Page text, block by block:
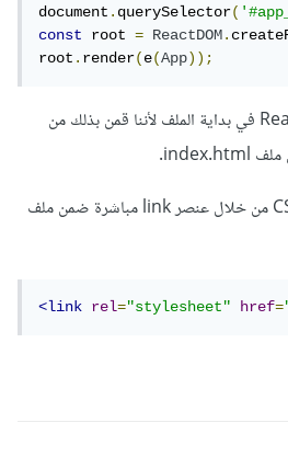
document.querySelector(
const
root = ReactDOM.
root.render(e(App));
لاحظ أننا لا نقوم بإستدعاء React في بداية الملف لأننا قمن بذلك من
أيضًا حاول إستدعاء ملفات CSS من خلال عنصر link مباشرة ضمن ملف
<link rel="stylesheet" href=